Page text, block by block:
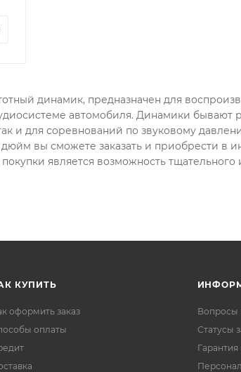
динамик, предназначен для
автомобиля. Динамики бывают
и для соревнований по звуковому
вы сможете заказать и приобрести в
является возможность
КУПИТЬ
оформить заказ
оплаты
Вопросы
Статусы
Гарантия